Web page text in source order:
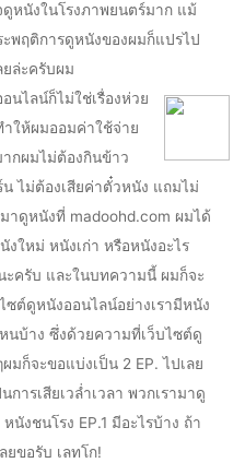
ดูหนังในโรงภาพยนตร์มาก แม้
พฤติการดูหนังของผมก็แปรไป
ล่ะครับผม
นไลน์ก็ไม่ใช่เรื่องห่วย
ให้ผมออมค่าใช้จ่าย
กผมไม่ต้องกินข้าว
ไม่ต้องเสียค่าตั๋วหนัง แถมไม่
าดูหนังที่ madoohd.com ผมได้
ใหม่ หนังเก่า หรือหนังอะไร
ะครับ และในบทความนี้ ผมก็จะ
ต์ดูหนังออนไลน์อย่างเรามีหนัง
นบ้าง ซึ่งด้วยความที่เว็บไซต์ดู
มก็จะขอแบ่งเป็น 2 EP. ไปเลย
การเสียเวล่ำเวลา พวกเรามาดู
งชนโรง EP.1 มีอะไรบ้าง ถ้า
ยขอรับ เลทโก!